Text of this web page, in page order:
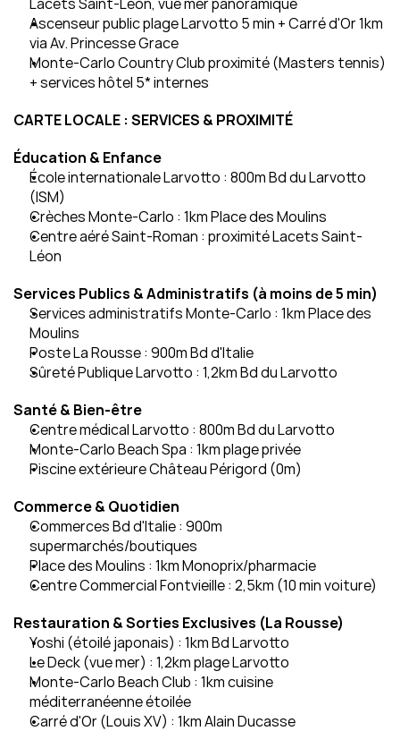
Ascenseur public plage Larvotto 5 min + Carré d'Or 1km
via Av. Princesse Grace
Monte-Carlo Country Club proximité (Masters tennis)
+ services hôtel 5* internes
CARTE LOCALE : SERVICES & PROXIMITÉ
Éducation & Enfance
École internationale Larvotto : 800m Bd du Larvotto
(ISM)
Crèches Monte-Carlo : 1km Place des Moulins
Centre aéré Saint-Roman : proximité Lacets Saint-
Léon
Services Publics & Administratifs (à moins de 5 min)
Services administratifs Monte-Carlo : 1km Place des
Moulins
Poste La Rousse : 900m Bd d'Italie
Sûreté Publique Larvotto : 1,2km Bd du Larvotto
Santé & Bien-être
Centre médical Larvotto : 800m Bd du Larvotto
Monte-Carlo Beach Spa : 1km plage privée
Piscine extérieure Château Périgord (0m)
Commerce & Quotidien
Commerces Bd d'Italie : 900m
supermarchés/boutiques
Place des Moulins : 1km Monoprix/pharmacie
Centre Commercial Fontvieille : 2,5km (10 min voiture)
Restauration & Sorties Exclusives (La Rousse)
Yoshi (étoilé japonais) : 1km Bd Larvotto
Le Deck (vue mer) : 1,2km plage Larvotto
Monte-Carlo Beach Club : 1km cuisine
méditerranéenne étoilée
Carré d'Or (Louis XV) : 1km Alain Ducasse